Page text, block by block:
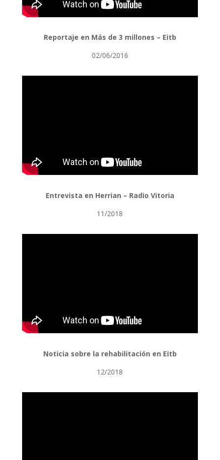
Reportaje en Más de 3 millones – Eitb
02/06/2016
Entrevista en Herrian – Radio Vitoria
11/2018
Noticia sobre la rehabilitación en Eitb
12/2018